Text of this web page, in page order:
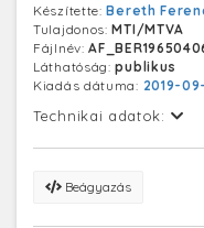
biztonságosabb a
az áru. Jelenleg
teherautót amiket a
helyszínen magyar
járműveket.
Készítette:Bereth
Tulajdonos:MTI/MTVA
Fájlnév:
Láthatóság:publikus
Kiadás dátuma: 2019-
Technikai adatok:
Beágyazás